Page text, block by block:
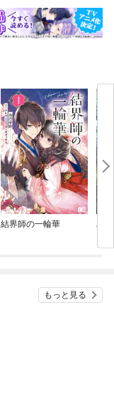
結界師の一輪華
バ
今
もっと見る